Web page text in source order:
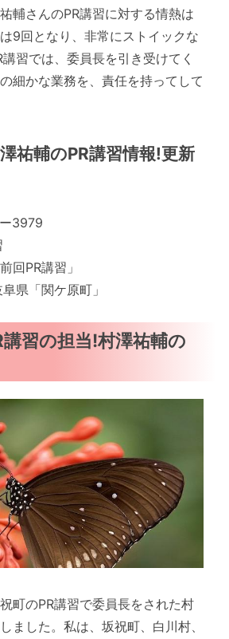
輔さんのPR講習に対する情熱は
9回となり、非常にストイックな
習では、委員長を引き受けてく
細かな業務を、責任を持ってして
祐輔のPR講習情報!更新
3979
回PR講習」
県「関ケ原町」
習の担当!村澤祐輔の
町のPR講習で委員長をされた村
ました。私は、坂祝町、白川村、